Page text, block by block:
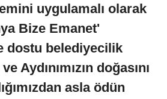
uygulamalı olarak
Bize Emanet'
dostu belediyecilik
Aydınımızın doğasını
asla ödün